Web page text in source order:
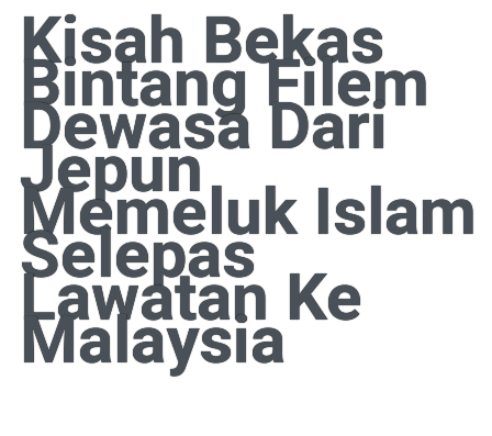
Kisah Bekas
Bintang Filem
Dewasa Dari
Jepun
Memeluk Islam
Selepas
Lawatan Ke
Malaysia